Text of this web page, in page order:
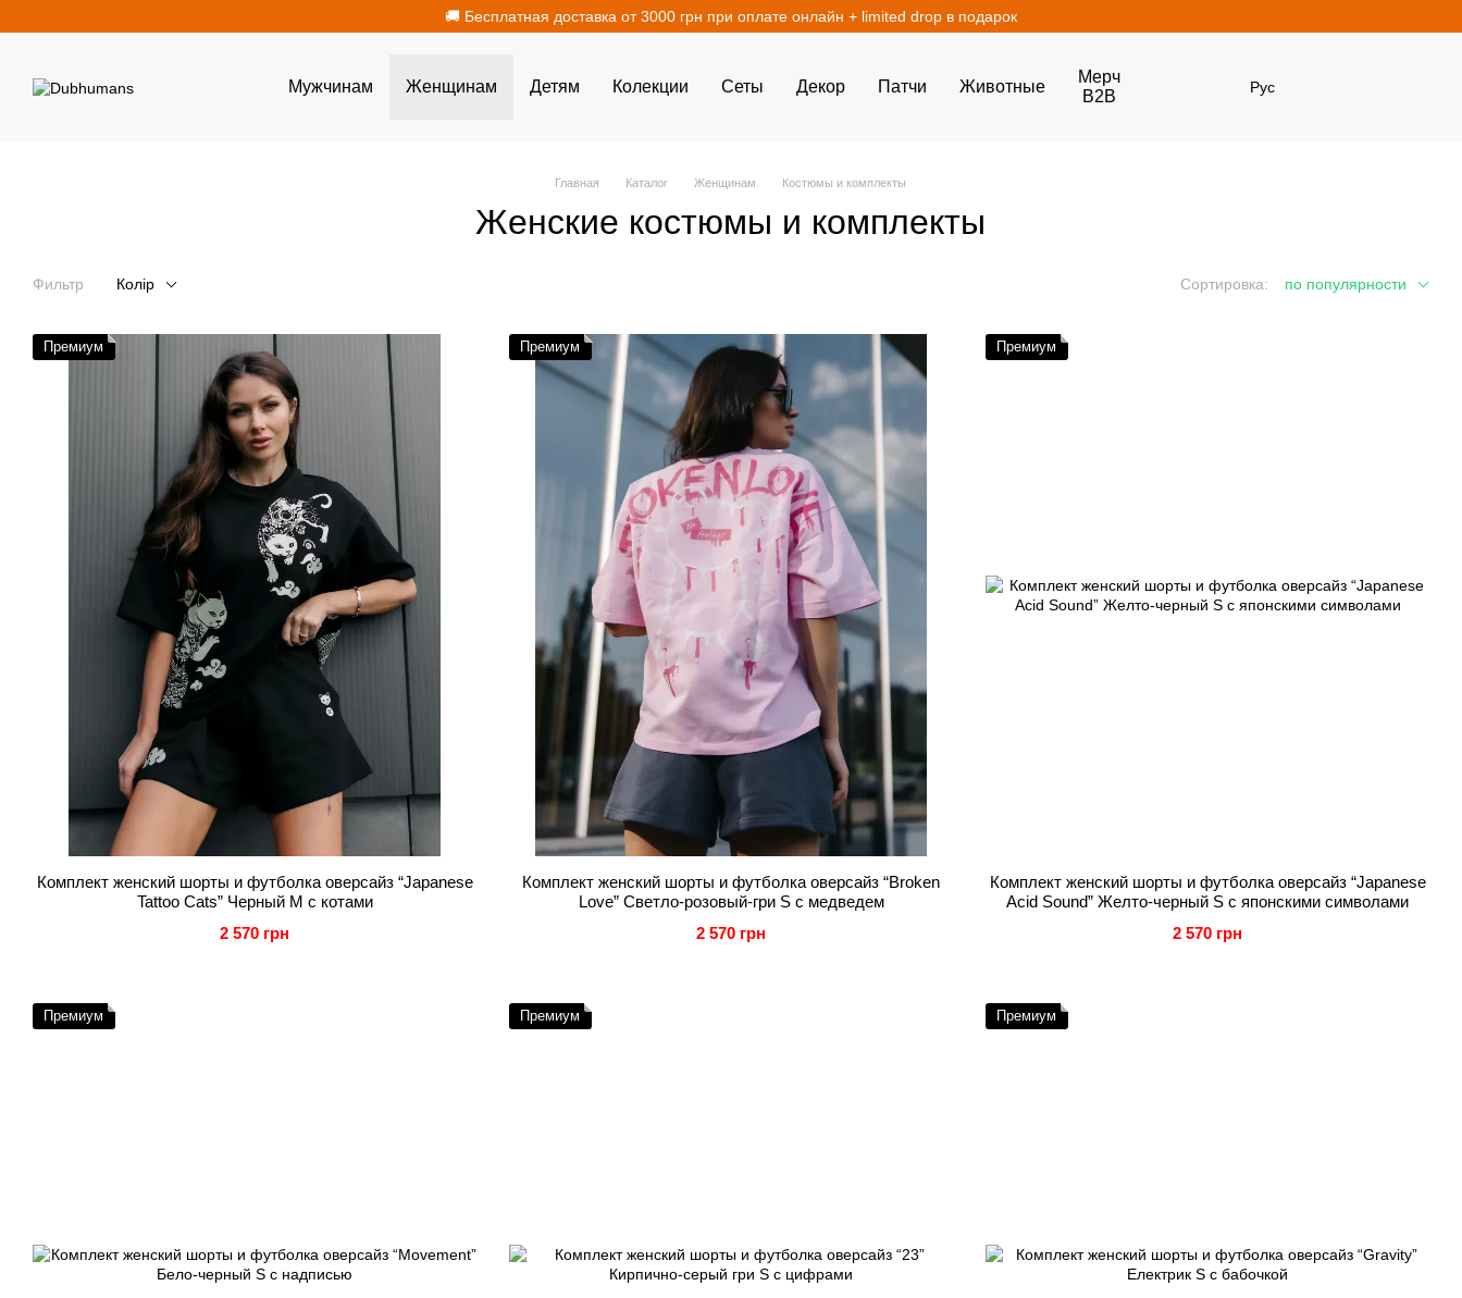
🚚 Бесплатная доставка от 3000 грн при оплате онлайн + limited drop в подарок
Мужчинам Женщинам Детям Колекции Сеты Декор Патчи Животные
Мерч
B2B
Рус
Главная Каталог Женщинам Костюмы и комплекты
Женские костюмы и комплекты
Фильтр Колір Сортировка: по популярности
Премиум
Комплект женский шорты и футболка оверсайз “Japanese
Tattoo Cats” Черный M с котами
2 570 грн
Премиум
Комплект женский шорты и футболка оверсайз “Broken
Love” Светло-розовый-гри S с медведем
2 570 грн
Премиум
Комплект женский шорты и футболка оверсайз “Japanese
Acid Sound” Желто-черный S с японскими символами
2 570 грн
Премиум Премиум Премиум